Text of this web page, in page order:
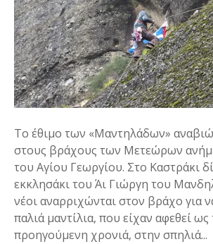
Το έθιμο των «Μαντηλάδων»
στους βράχους των Μετεώρων
του Αγίου Γεωργίου. Στο Καστράκι
εκκλησάκι του Άι Γιώργη του
νέοι αναρριχώνται στον βράχο για
παλιά μαντίλια, που είχαν αφεθεί ως
προηγούμενη χρονιά, στην σπηλιά...